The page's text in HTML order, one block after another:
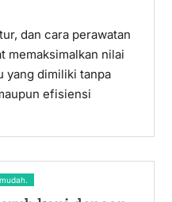
dan cara perawatan
memaksimalkan nilai
yang dimiliki tanpa
efisiensi